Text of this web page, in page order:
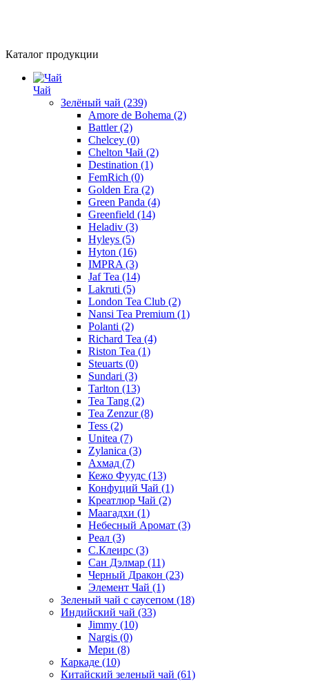
Каталог продукции
Чай
Зелёный чай (239)
Amore de Bohema (2)
Battler(2)
Chelcey (0)
Chelton Чай (2)
Destination (1)
FemRich (0)
Golden Era (2)
Green Panda (4)
Greenfield (14)
Heladiv (3)
Hyleys (5)
Hyton (16)
IMPRA (3)
Jaf Tea (14)
Lakruti (5)
London Tea Club (2)
Nansi Tea Premium (1)
Polanti (2)
Richard Tea (4)
Riston Tea (1)
Steuarts (0)
Sundari (3)
Tarlton (13)
Tea Tang (2)
Tea Zenzur(8)
Tess (2)
Unitea (7)
Zylanica (3)
Ахмад (7)
Кежо Фуудс (13)
Конфуций Чай (1)
Креатлюр Чай (2)
Маагадхи (1)
Небесный Аромат (3)
Реал (3)
С.Клеирс (3)
Сан Дэлмар (11)
Черный Дракон (23)
Элемент Чай (1)
Зеленый чай с саусепом (18)
Индийский чай (33)
Jimmy (10)
Nargis (0)
Мери (8)
Каркаде (10)
Китайский зеленый чай (61)